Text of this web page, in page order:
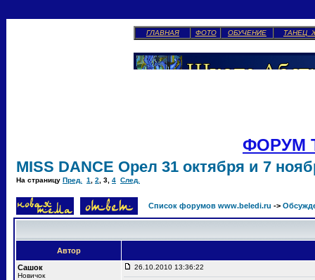
ГЛАВНАЯ ФОТО ОБУЧЕНИЕ ТАНЕЦ
ФОРУМ
MISS DANCE Орел 31 октября и 7
На страницу Пред. 1 2 3 4 След.
Список форумов www.beledi.ru ->
Автор
Сашок
Новичок
26.10.2010 13:36:22